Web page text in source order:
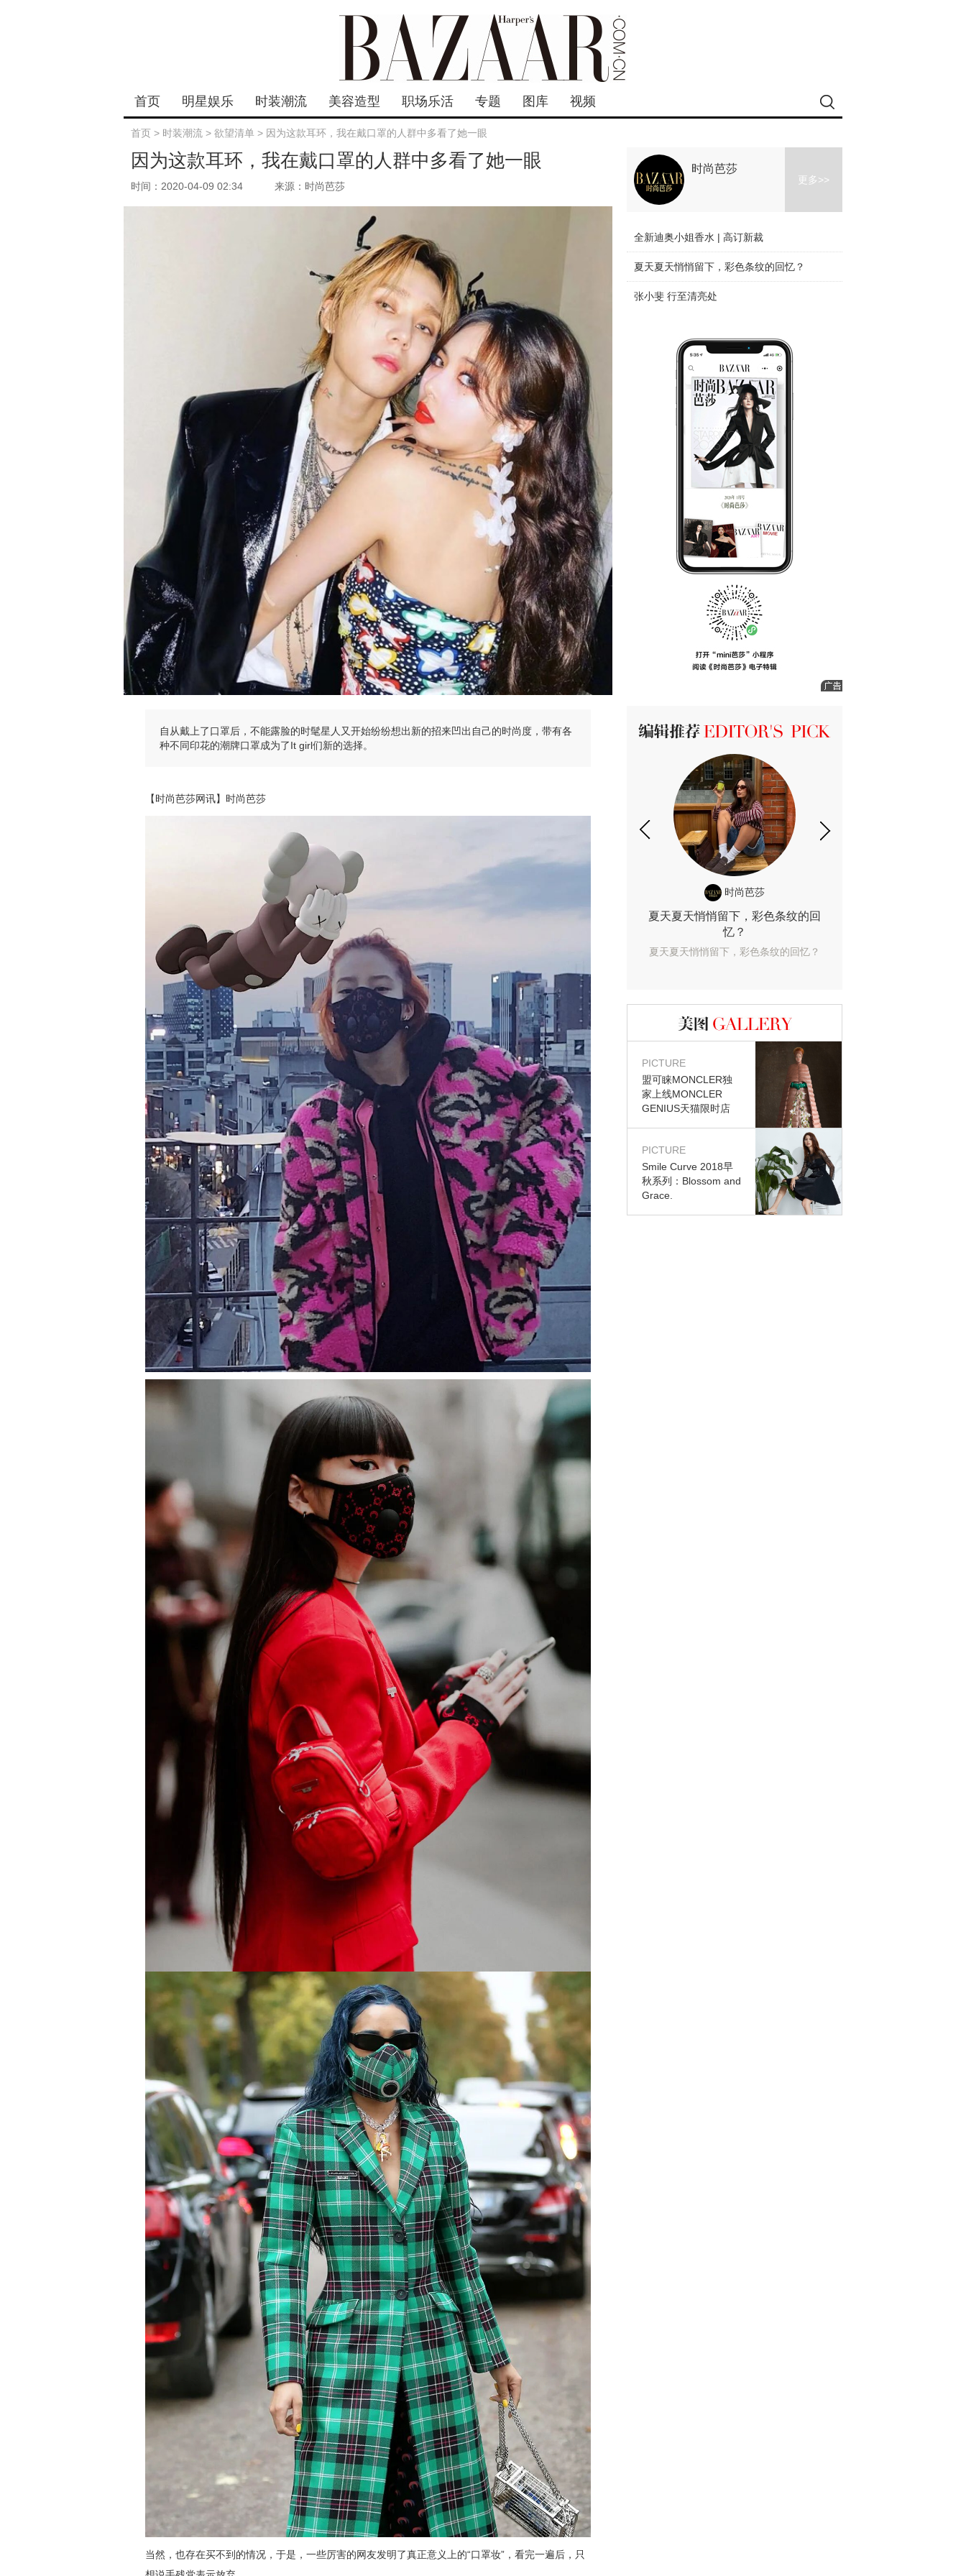
首页 明星娱乐 时装潮流 美容造型 职场乐活 专题 图库 视频
首页 > 时装潮流 > 欲望清单 > 因为这款耳环，我在戴口罩的人群中多看了她一眼
因为这款耳环，我在戴口罩的人群中多看了她一眼
时间：2020-04-09 02:34 来源：时尚芭莎
自从戴上了口罩后，不能露脸的时髦星人又开始纷纷想出新的招来凹出自己的时尚度，带有各
种不同印花的潮牌口罩成为了It girl们新的选择。
【时尚芭莎网讯】时尚芭莎
当然，也存在买不到的情况，于是，一些厉害的网友发明了真正意义上的“口罩妆”，看完一遍后，只
时尚芭莎
更多>>
全新迪奥小姐香水 | 高订新裁
夏天夏天悄悄留下，彩色条纹的回忆？
张小斐 行至清亮处
时尚芭莎
夏天夏天悄悄留下，彩色条纹的回
忆？
夏天夏天悄悄留下，彩色条纹的回忆？
图库
PICTURE
盟可睐MONCLER独
家上线MONCLER
GENIUS天猫限时店
PICTURE
Smile Curve 2018早
秋系列：Blossom and
Grace.